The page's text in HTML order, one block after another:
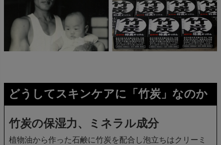
どうしてスキンケアに「竹炭」なのか
竹炭の保湿力、ミネラル成分
植物油から作った石鹸に竹炭を配合し泡立ちはクリーミ